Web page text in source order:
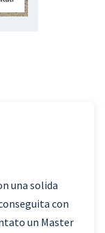
una solida
con
un Master